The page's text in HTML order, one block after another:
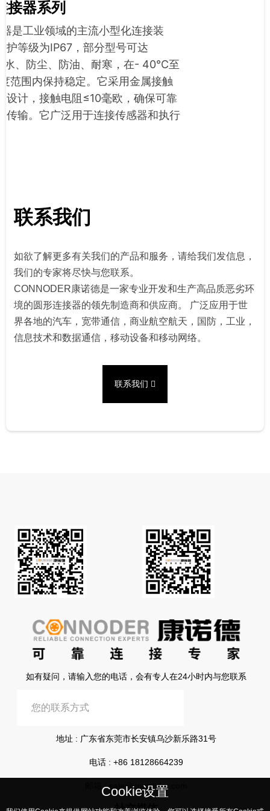
Cookie设置
接器系列
是工业领域的主流小型化连接装
护等级为IP67，部分型号可达
水、防尘、防油、耐寒，在- 40°C至
范围内保持稳定。它采用金属接触
设计，接触电阻≤10毫欧，确保可靠
传输。它广泛用于连接传感器和执行
联系我们
如欲了解更多有关我们的产品和服务，请给我们发信息，
我们的专家将尽快与您联系。
CONNODER康诺德是一家专业开发和生产高品质恶劣环
境的圆形连接器的领先制造商和供应商。 广泛应用于世
界各地的汽车，宽带通信，商业航空航天，国防，工业，
信息技术和数据通信，移动设备和移动网络。
联系我们
如有疑问，请输入您的电话，会有专人在24小时内与您联系
地址 : 广东省东莞市长安镇乌沙新乐路31号
电话 : +86 18128664239
邮箱 :sale@connoder.com
社交媒体